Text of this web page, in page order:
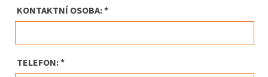
KONTAKTNÍ OSOBA: *
TELEFON: *